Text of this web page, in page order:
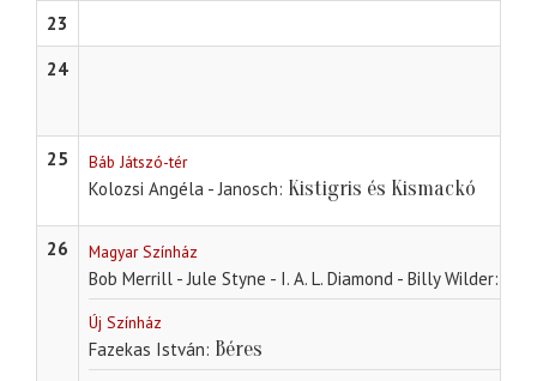
23
24
25 Báb Játszó-tér
Kolozsi Angéla - Janosch Kistigris és Kismackó
26 Magyar Színház
Bob Merrill - Jule Styne - I. A. L. Diamond - Billy Wilder
Új Színház
Fazekas István Béres